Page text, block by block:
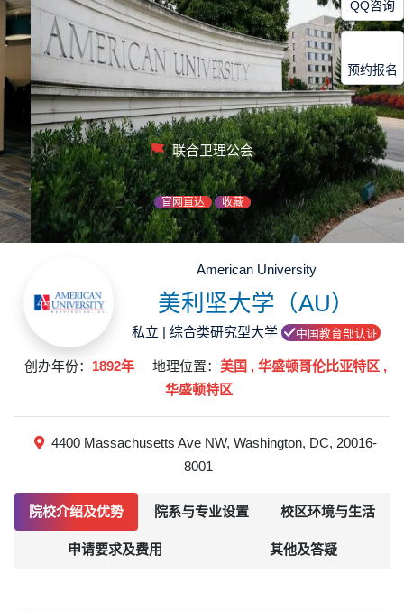
联合卫理公会
官网直达 收藏
American University
美利坚大学（AU）
私立 | 综合类研究型大学 中国教育部认证
创办年份： 1892年 地理位置： 美国 , 华盛顿哥伦比亚特区 ,
华盛顿特区
4400 Massachusetts Ave NW, Washington, DC, 20016-
8001
院校介绍及优势 院系与专业设置 校区环境与生活
申请要求及费用 其他及答疑
QQ咨询
预约报名